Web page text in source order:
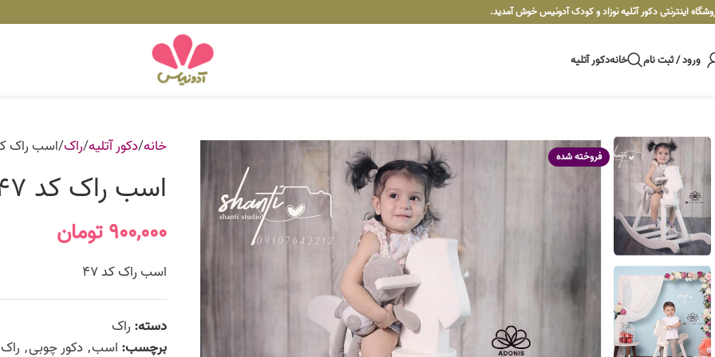
اینترنتی دکور آتلیه نوزاد و کودک آدونیس خوش آمدید.
ورود / ثبت نام خانهدکور آتلیه
فروخته شده خانه دکور آتلیه راک اسب راک کد
اسب راک کد 47
۹۰۰,۰۰۰تومان
اسب راک کد 47
دسته: راک
برچسب: اسب, دکور چوبی, راک